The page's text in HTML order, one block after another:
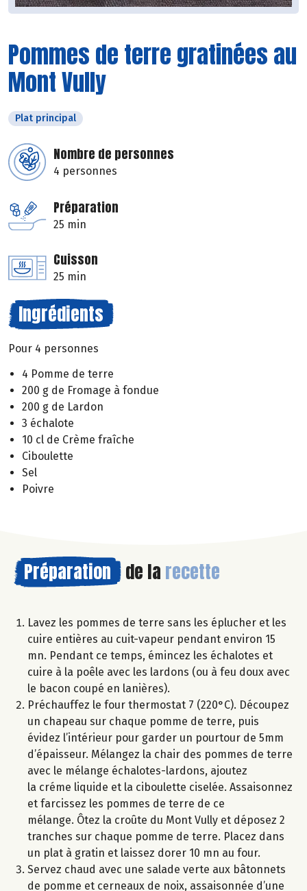
Pommes de terre gratinées au
Mont Vully
Plat principal
Nombre de personnes
4 personnes
Préparation
25 min
Cuisson
25 min
Ingrédients
Pour 4 personnes
4 Pomme de terre
200 g de Fromage à fondue
200 g de Lardon
3 échalote
10 cl de Crème fraîche
Ciboulette
Sel
Poivre
Préparation de la recette
Lavez les pommes de terre sans les éplucher et les
cuire entières au cuit-vapeur pendant environ 15
mn. Pendant ce temps, émincez les échalotes et
cuire à la poêle avec les lardons (ou à feu doux avec
le bacon coupé en lanières).
Préchauffez le four thermostat 7 (220°C). Découpez
un chapeau sur chaque pomme de terre, puis
évidez l’intérieur pour garder un pourtour de 5mm
d’épaisseur. Mélangez la chair des pommes de terre
avec le mélange échalotes-lardons, ajoutez
la créme liquide et la ciboulette ciselée. Assaisonnez
et farcissez les pommes de terre de ce
mélange. Ôtez la croûte du Mont Vully et déposez 2
tranches sur chaque pomme de terre. Placez dans
un plat à gratin et laissez dorer 10 mn au four.
Servez chaud avec une salade verte aux bâtonnets
de pomme et cerneaux de noix, assaisonnée d’une